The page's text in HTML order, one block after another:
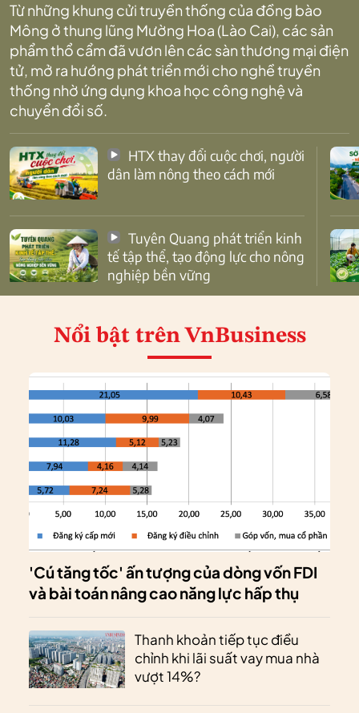
Từ những khung cửi truyền thống của đồng bào
Mông ở thung lũng Mường Hoa (Lào Cai), các sản
phẩm thổ cẩm đã vươn lên các sàn thương mại điện
tử, mở ra hướng phát triển mới cho nghề truyền
thống nhờ ứng dụng khoa học công nghệ và
chuyển đổi số.
dân làm nông theo cách mới
tế tập thể, tạo động lực cho nông
nghiệp bền vững
Nổi bật trên VnBusiness
'Cú tăng tốc' ấn tượng của dòng vốn FDI
và bài toán nâng cao năng lực hấp thụ
Thanh khoản tiếp tục điều
chỉnh khi lãi suất vay mua nhà
vượt 14%?